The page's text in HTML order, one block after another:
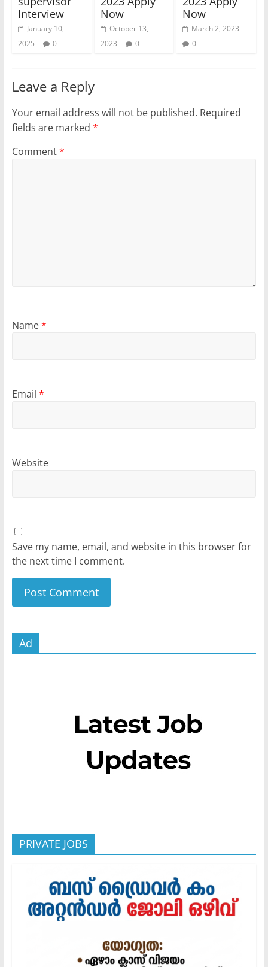
Interview
January 10,
2025
0
Now
October 13,
2023
0
Now
March 2, 2023
0
Leave a Reply
Your email address will not be published. Required
fields are marked *
Comment*
Name*
Email *
Website
Save my name, email, and website in this browser for
the next time I comment.
Ad
PRIVATE JOBS